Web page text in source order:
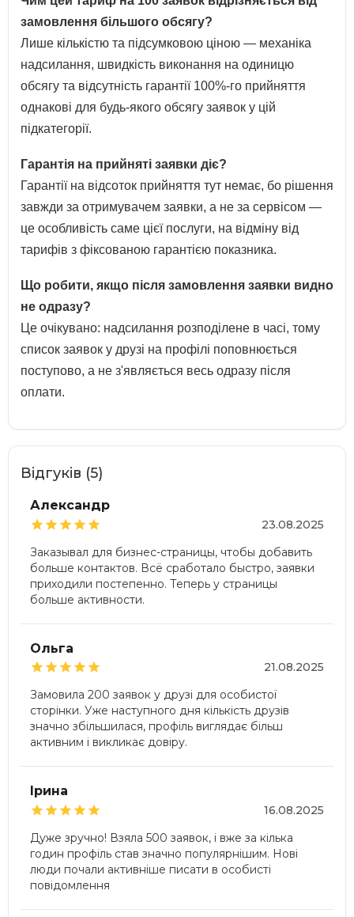
замовлення більшого обсягу?
Лише кількістю та підсумковою ціною — механіка
надсилання, швидкість виконання на одиницю
обсягу та відсутність гарантії 100%-го прийняття
однакові для будь-якого обсягу заявок у цій
підкатегорії.
Гарантія на прийняті заявки діє?
Гарантії на відсоток прийняття тут немає, бо рішення
завжди за отримувачем заявки, а не за сервісом —
це особливість саме цієї послуги, на відміну від
тарифів з фіксованою гарантією показника.
Що робити, якщо після замовлення заявки видно
не одразу?
Це очікувано: надсилання розподілене в часі, тому
список заявок у друзі на профілі поповнюється
поступово, а не з'являється весь одразу після
оплати.
Відгуків (5)
Александр

23.08.2025
Заказывал для бизнес-страницы, чтобы добавить
больше контактов. Всё сработало быстро, заявки
приходили постепенно. Теперь у страницы
больше активности.
Ольга

21.08.2025
Замовила 200 заявок у друзі для особистої
сторінки. Уже наступного дня кількість друзів
значно збільшилася, профіль виглядає більш
активним і викликає довіру.
Ірина

16.08.2025
Дуже зручно! Взяла 500 заявок, і вже за кілька
годин профіль став значно популярнішим. Нові
люди почали активніше писати в особисті
повідомлення